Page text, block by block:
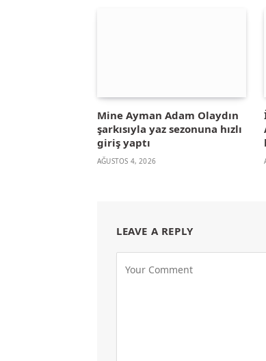
Mine Ayman Adam Olaydın
şarkısıyla yaz sezonuna hızlı
giriş yaptı
AĞUSTOS 4, 2026
LEAVE A REPLY